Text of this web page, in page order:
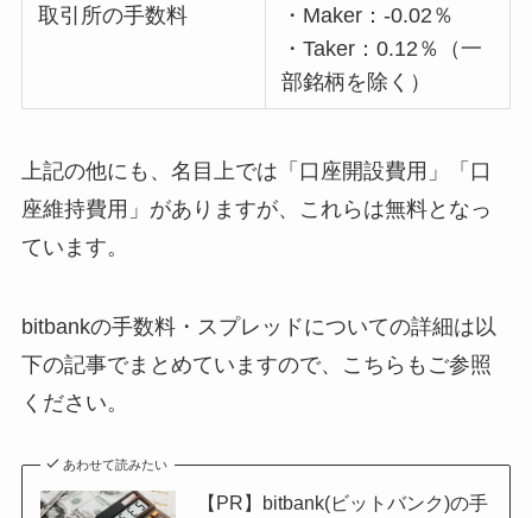
取引所の手数料
・Maker：-0.02％
・Taker：0.12％（一
部銘柄を除く）
上記の他にも、名目上では「口座開設費用」「口
座維持費用」がありますが、これらは無料となっ
ています。
bitbankの手数料・スプレッドについての詳細は以
下の記事でまとめていますので、こちらもご参照
ください。
あわせて読みたい
【PR】bitbank(ビットバンク)の手